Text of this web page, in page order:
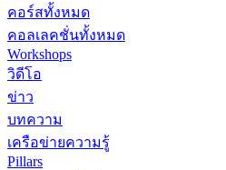
คอร์สทั้งหมด
คอลเลคชั่นทั้งหมด
Workshops
วิดีโอ
ข่าว
บทความ
เครือข่ายความรู้
Pillars